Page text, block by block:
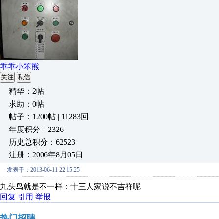
乖乖小笨熊
关注 私信
精华：2帖
求助：0帖
帖子：1200帖 | 11283回
年度积分：2326
历史总积分：62523
注册：2006年8月05日
发表于：2013-06-11 22:15:25
九头鸟就是不一样：十三人家说不吉祥呢
回复 引用 举报